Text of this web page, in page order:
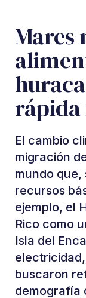
Mares
El cambio
migración
mundo que,
recursos
ejemplo, el
Rico como
Isla del
buscaron
demografía